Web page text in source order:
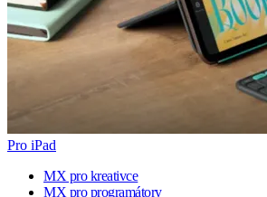
Pro iPad
MX pro kreativce
MX pro programátory